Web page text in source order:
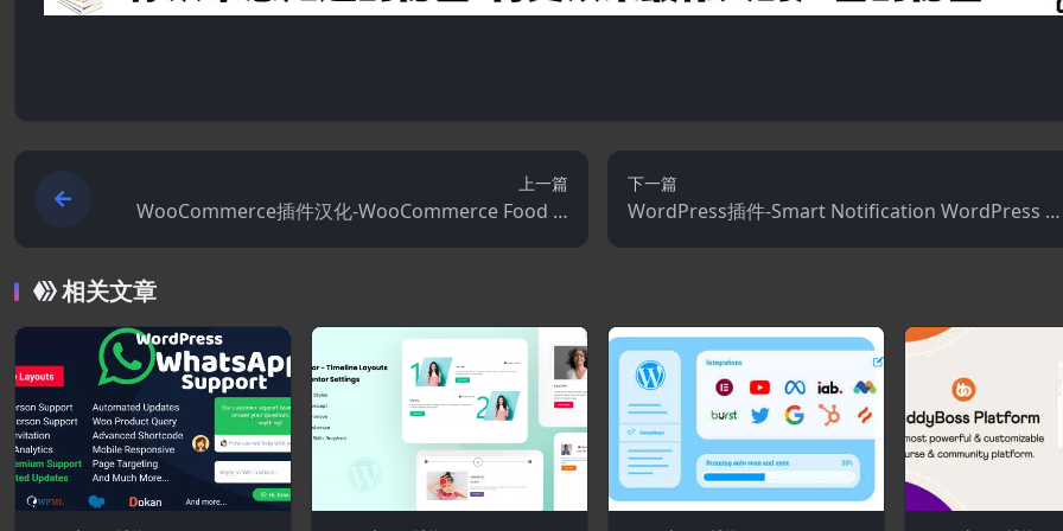
上一篇
WooCommerce插件汉化-WooCommerce Food 3.
3.0-餐厅菜单和食物订购
下一篇
WordPress插件-Smart Notification WordPress Pl
ugin 10.3
相关文章